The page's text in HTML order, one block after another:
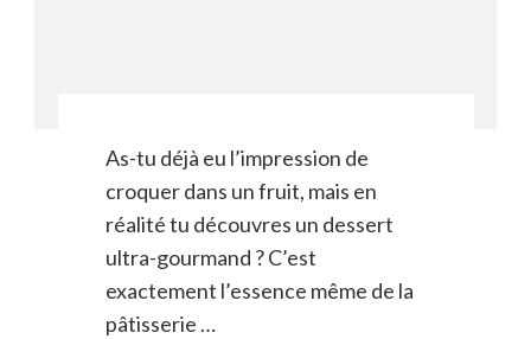
As-tu déjà eu l’impression de
croquer dans un fruit, mais en
réalité tu découvres un dessert
ultra-gourmand ? C’est
exactement l’essence même de la
pâtisserie …